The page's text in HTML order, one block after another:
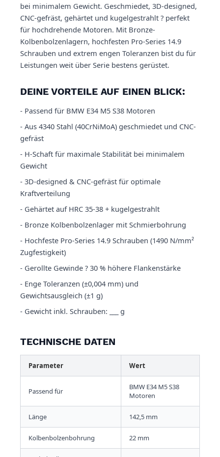
bei minimalem Gewicht. Geschmiedet, 3D-designed,
CNC-gefräst, gehärtet und kugelgestrahlt ? perfekt
für hochdrehende Motoren. Mit Bronze-
Kolbenbolzenlagern, hochfesten Pro-Series 14.9
Schrauben und extrem engen Toleranzen bist du für
Leistungen weit über Serie bestens gerüstet.
DEINE VORTEILE AUF EINEN BLICK:
- Passend für BMW E34 M5 S38 Motoren
- Aus 4340 Stahl (40CrNiMoA) geschmiedet und CNC-
gefräst
- H-Schaft für maximale Stabilität bei minimalem
Gewicht
- 3D-designed & CNC-gefräst für optimale
Kraftverteilung
- Gehärtet auf HRC 35-38 + kugelgestrahlt
- Bronze Kolbenbolzenlager mit Schmierbohrung
- Hochfeste Pro-Series 14.9 Schrauben (1490 N/mm²
Zugfestigkeit)
- Gerollte Gewinde ? 30 % höhere Flankenstärke
- Enge Toleranzen (±0,004 mm) und
Gewichtsausgleich (±1 g)
- Gewicht inkl. Schrauben: ___ g
TECHNISCHE DATEN
Parameter Wert
Passend für
BMW E34 M5 S38
Motoren
Länge 142,5 mm
Kolbenbolzenbohrung 22 mm